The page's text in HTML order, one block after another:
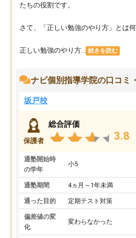
たちの役割です。
さて、「正しい勉強のやり方」とは何
正しい勉強のやり方... 続きを読む
ナビ個別指導学院の口コミ
坂戸校
保護者
総合評価
3.8
通塾開始時
の学年
小5
通塾期間 4ヵ月～1年未満
通った目的 定期テスト対策
偏差値の変
化
変わらなかった